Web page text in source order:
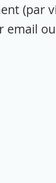
(par
email